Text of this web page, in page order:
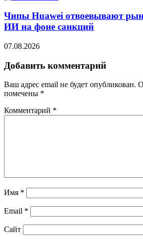
Чипы Huawei отвоевывают
ИИ на фоне санкций
07.08.2026
Добавить комментарий
Ваш адрес email не будет опубликован.
помечены *
Комментарий *
Имя *
Email *
Сайт